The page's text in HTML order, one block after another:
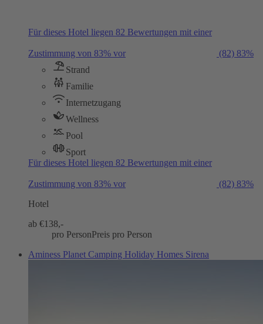
Für dieses Hotel liegen 82 Bewertungen mit einer
Zustimmung von 83% vor (82) 83%
Strand
Familie
Internetzugang
Wellness
Pool
Sport
Für dieses Hotel liegen 82 Bewertungen mit einer
Zustimmung von 83% vor (82) 83%
Hotel
ab €138,-
pro PersonPreis pro Person
Aminess Planet Camping Holiday Homes Sirena